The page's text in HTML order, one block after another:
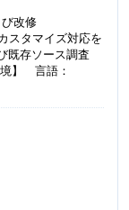
改修
スタマイズ対応を
既存ソース調査
】 言語：